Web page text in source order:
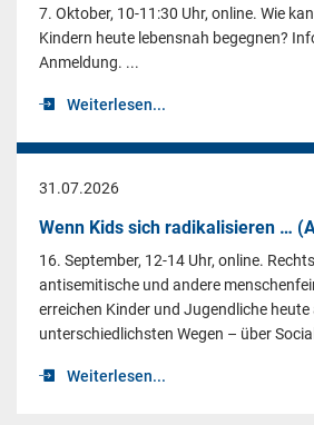
7. Oktober, 10-11:30 Uhr, online. Wie
Kindern heute lebensnah begegnen?
Anmeldung. ...
Weiterlesen...
31.07.2026
Wenn Kids sich radikalisieren …
16. September, 12-14 Uhr, online.
antisemitische und andere
erreichen Kinder und Jugendliche heute
unterschiedlichsten Wegen – über
Weiterlesen...